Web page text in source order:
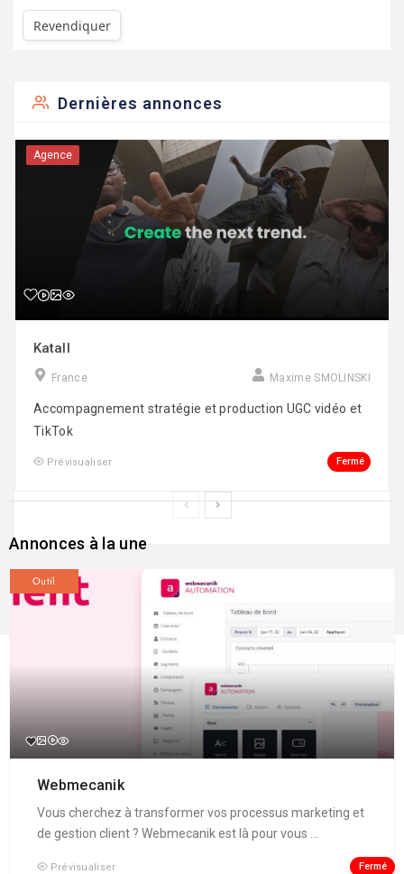
Revendiquer
Dernières annonces
Agence
Katall
France Maxime SMOLINSKI
Accompagnement stratégie et production UGC vidéo et
TikTok
Prévisualiser Fermé
Annonces à la une
Outil
Webmecanik
Vous cherchez à transformer vos processus marketing et
de gestion client ? Webmecanik est là pour vous ...
Prévisualiser Fermé